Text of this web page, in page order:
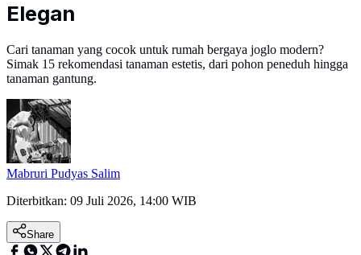
Elegan
Cari tanaman yang cocok untuk rumah bergaya joglo modern?
Simak 15 rekomendasi tanaman estetis, dari pohon peneduh hingga
tanaman gantung.
Mabruri Pudyas Salim
Diterbitkan: 09 Juli 2026, 14:00 WIB
Share